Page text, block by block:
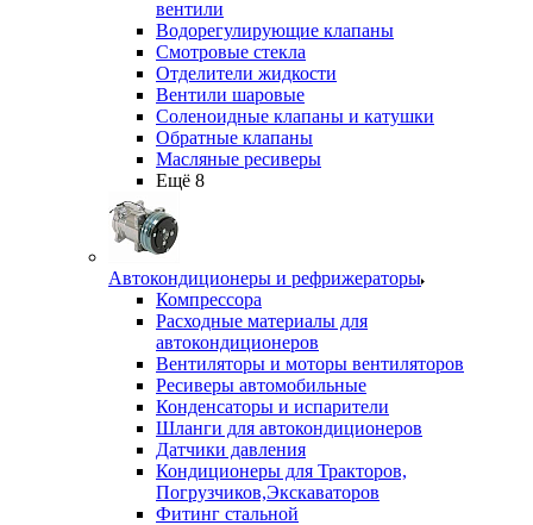
вентили
Водорегулирующие клапаны
Смотровые стекла
Отделители жидкости
Вентили шаровые
Соленоидные клапаны и катушки
Обратные клапаны
Масляные ресиверы
Ещё 8
Автокондиционеры и рефрижераторы
Компрессора
Расходные материалы для
автокондиционеров
Вентиляторы и моторы вентиляторов
Ресиверы автомобильные
Конденсаторы и испарители
Шланги для автокондиционеров
Датчики давления
Кондиционеры для Тракторов,
Погрузчиков,Экскаваторов
Фитинг стальной